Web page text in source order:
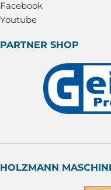
Facebook
Youtube
PARTNER SHOP
HOLZMANN